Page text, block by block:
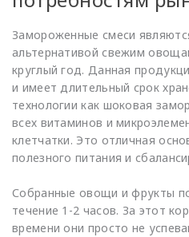
Замороженные смеси
альтернативой свежим
круглый год. Данная
и имеет длительный срок
технологии как шоковая
всех витаминов и
клетчатки. Это отличная
полезного питания и
Собранные овощи и фрукты
течение 1-2 часов. За этот
времени они просто не